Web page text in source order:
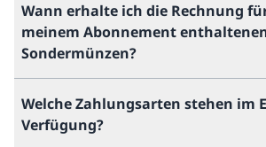
Wann erhalte ich die Rechnung
meinem Abonnement
Sondermünzen?
Welche Zahlungsarten stehen im
Verfügung?